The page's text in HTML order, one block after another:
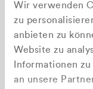
Wir verwenden
zu
anbieten zu
Website zu
Informationen
an unsere